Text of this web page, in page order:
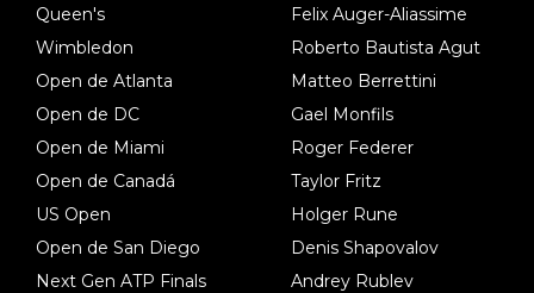
Queen's
Wimbledon
Open de Atlanta
Open de DC
Open de Miami
Open de Canadá
US Open
Open de San Diego
Next Gen ATP Finals
Felix Auger-Aliassime
Roberto Bautista Agut
Matteo Berrettini
Gael Monfils
Roger Federer
Taylor Fritz
Holger Rune
Denis Shapovalov
Andrey Rublev